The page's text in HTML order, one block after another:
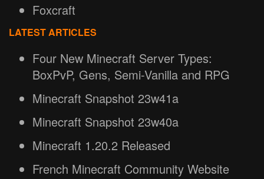
Foxcraft
LATEST ARTICLES
Four New Minecraft Server Types:
BoxPvP, Gens, Semi-Vanilla and RPG
Minecraft Snapshot 23w41a
Minecraft Snapshot 23w40a
Minecraft 1.20.2 Released
French Minecraft Community Website